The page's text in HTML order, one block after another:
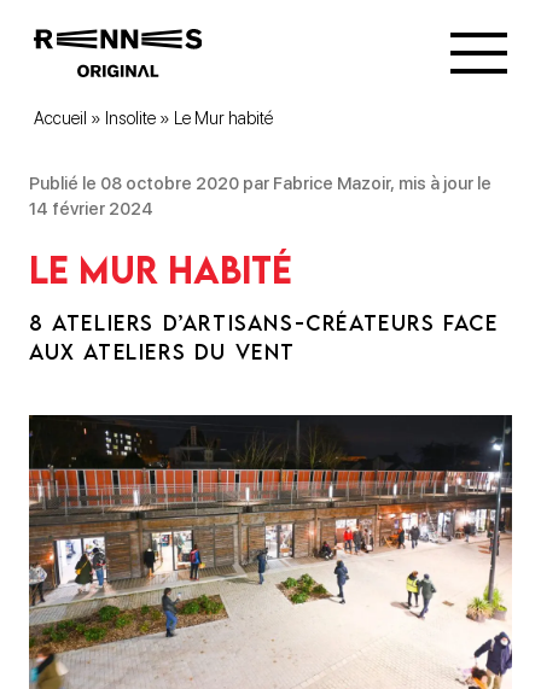
Accueil » Insolite » Le Mur habité
Publié le 08 octobre 2020 par Fabrice Mazoir, mis à jour le
14 février 2024
Le Mur habité
8 ATELIERS D’ARTISANS-CRÉATEURS FACE
AUX ATELIERS DU VENT